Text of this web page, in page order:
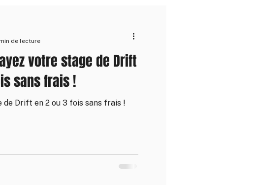
votre stage de Drift
sans frais !
de Drift en 2 ou 3 fois sans frais !
de lecture